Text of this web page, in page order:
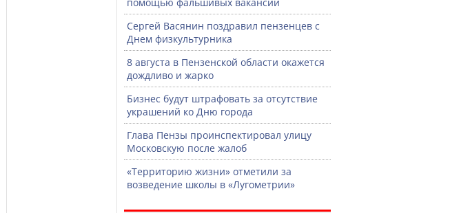
Сергей Васянин поздравил пензенцев с
Днем физкультурника
8 августа в Пензенской области окажется
дождливо и жарко
Бизнес будут штрафовать за отсутствие
украшений ко Дню города
Глава Пензы проинспектировал улицу
Московскую после жалоб
«Территорию жизни» отметили за
возведение школы в «Лугометрии»